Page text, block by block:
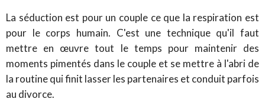
La séduction est pour un couple ce que la respiration est
pour le corps humain. C'est une technique qu'il faut
mettre en œuvre tout le temps pour maintenir des
moments pimentés dans le couple et se mettre à l'abri de
la routine qui finit lasser les partenaires et conduit parfois
au divorce.